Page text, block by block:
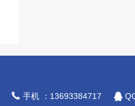
 手机 ：13693384717 